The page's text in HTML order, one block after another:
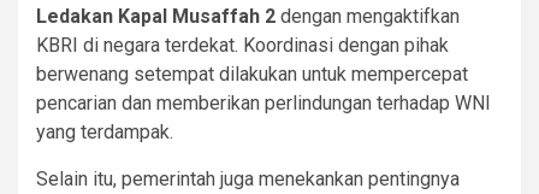
Ledakan Kapal Musaffah 2 dengan mengaktifkan
KBRI di negara terdekat. Koordinasi dengan pihak
berwenang setempat dilakukan untuk mempercepat
pencarian dan memberikan perlindungan terhadap WNI
yang terdampak.
Selain itu, pemerintah juga menekankan pentingnya